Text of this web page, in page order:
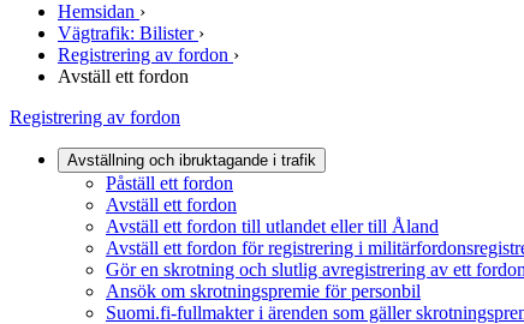
Hemsidan ›
Vägtrafik: Bilister ›
Registrering av fordon ›
Avställ ett fordon
Registrering av fordon
Avställning och ibruktagande i trafik
Påställ ett fordon
Avställ ett fordon
Avställ ett fordon till utlandet eller till Åland
Avställ ett fordon för registrering i
Gör en skrotning och slutlig avregistrering av ett fordon
Ansök om skrotningspremie för personbil
Suomi.fi-fullmakter i ärenden som gäller